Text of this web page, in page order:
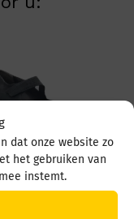
dat onze website zo
het gebruiken van
instemt.
5679 035